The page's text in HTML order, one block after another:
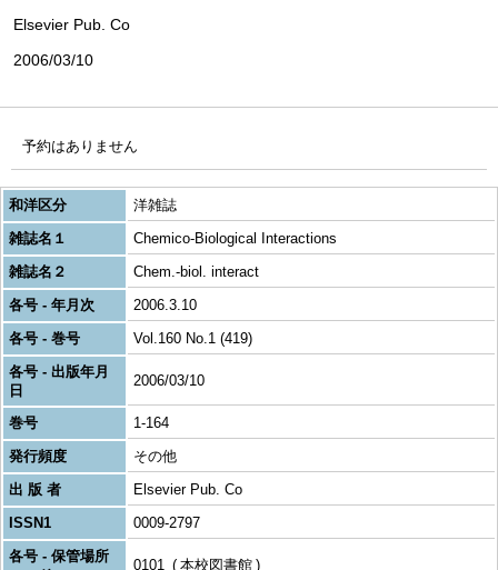
Elsevier Pub. Co
2006/03/10
予約はありません
和洋区分
洋雑誌
雑誌名１
Chemico-Biological Interactions
雑誌名２
Chem.-biol. interact
各号 - 年月次
2006.3.10
各号 - 巻号
Vol.160 No.1 (419)
各号 - 出版年月
日
2006/03/10
巻号
1-164
発行頻度
その他
出 版 者
Elsevier Pub. Co
ISSN1
0009-2797
各号 - 保管場所
0101 本校図書館